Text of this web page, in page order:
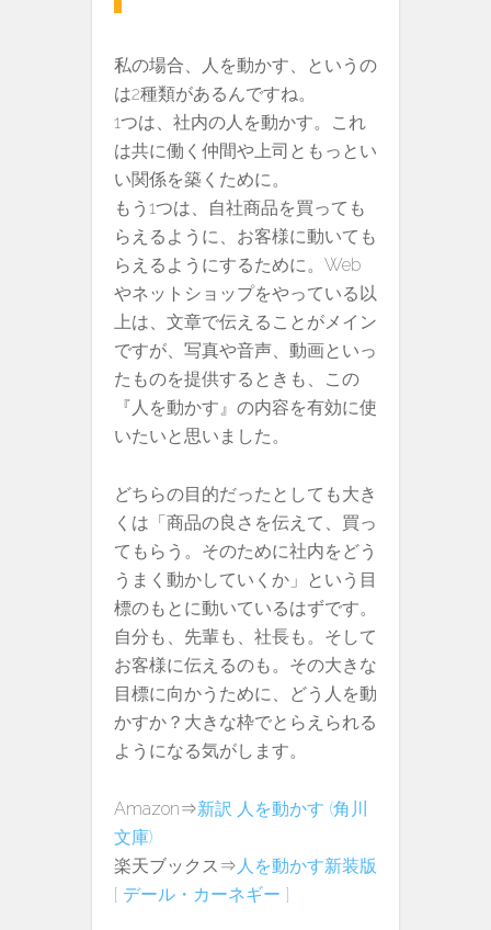
私の場合、人を動かす、というの
は2種類があるんですね。
1つは、社内の人を動かす。これ
は共に働く仲間や上司ともっとい
い関係を築くために。
もう1つは、自社商品を買っても
らえるように、お客様に動いても
らえるようにするために。Web
やネットショップをやっている以
上は、文章で伝えることがメイン
ですが、写真や音声、動画といっ
たものを提供するときも、この
『人を動かす』の内容を有効に使
いたいと思いました。
どちらの目的だったとしても大き
くは「商品の良さを伝えて、買っ
てもらう。そのために社内をどう
うまく動かしていくか」という目
標のもとに動いているはずです。
自分も、先輩も、社長も。そして
お客様に伝えるのも。その大きな
目標に向かうために、どう人を動
かすか？大きな枠でとらえられる
ようになる気がします。
Amazon⇒新訳 人を動かす (角川
文庫)
楽天ブックス⇒ 人を動かす新装版
[ デール・カーネギー ]